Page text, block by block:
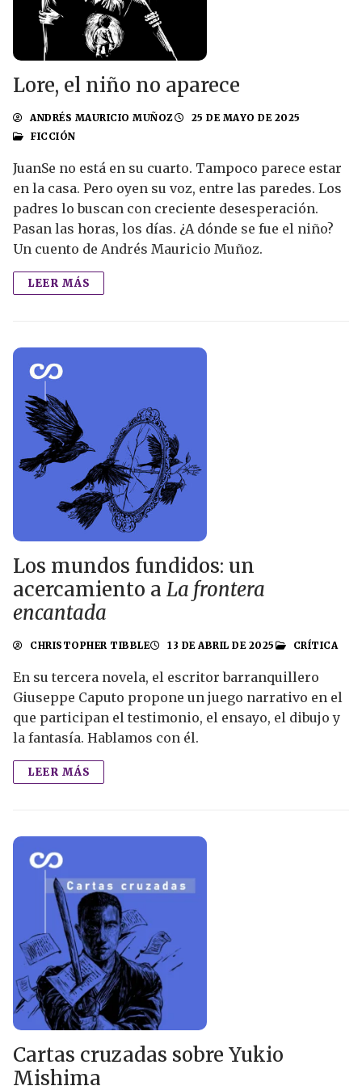
Lore, el niño no aparece
ANDRÉS MAURICIO MUÑOZ
25 DE MAYO DE 2025
FICCIÓN
JuanSe no está en su cuarto. Tampoco parece estar
en la casa. Pero oyen su voz, entre las paredes. Los
padres lo buscan con creciente desesperación.
Pasan las horas, los días. ¿A dónde se fue el niño?
Un cuento de Andrés Mauricio Muñoz.
LEER MÁS
Los mundos fundidos: un
acercamiento a La frontera
encantada
CHRISTOPHER TIBBLE 13 DE ABRIL DE 2025 CRÍTICA
En su tercera novela, el escritor barranquillero
Giuseppe Caputo propone un juego narrativo en el
que participan el testimonio, el ensayo, el dibujo y
la fantasía. Hablamos con él.
LEER MÁS
Cartas cruzadas sobre Yukio
Mishima